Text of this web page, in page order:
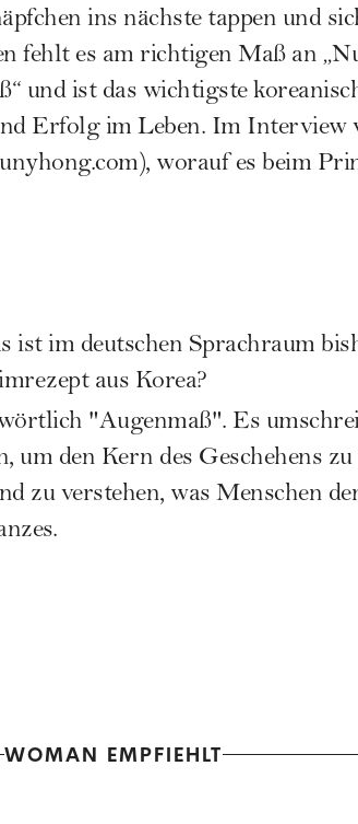
ins nächste tappen und
fehlt es am richtigen Maß an
und ist das wichtigste
Erfolg im Leben. Im Interview
), worauf es beim
ist im deutschen Sprachraum
aus Korea?
"Augenmaß". Es
den Kern des Geschehens zu
zu verstehen, was Menschen
WOMAN EMPFIEHLT